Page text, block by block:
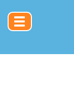
Toggle
navigation